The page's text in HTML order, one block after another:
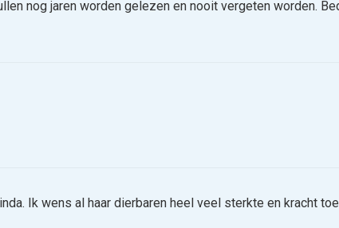
nog jaren worden gelezen en nooit vergeten worden.
Ik wens al haar dierbaren heel veel sterkte en kracht